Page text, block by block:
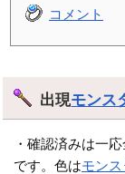
コメント
出現モンス
・確認済みは一
です。色はモン